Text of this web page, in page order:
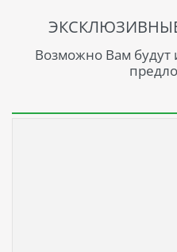
Возможно Вам будут